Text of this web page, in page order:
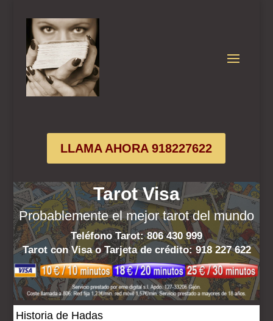
LLAMA AHORA 918227622
Tarot Visa
Probablemente el mejor tarot del mundo
Teléfono Tarot: 806 430 999
Tarot con Visa o Tarjeta de crédito:918 227 622
Historia de Hadas